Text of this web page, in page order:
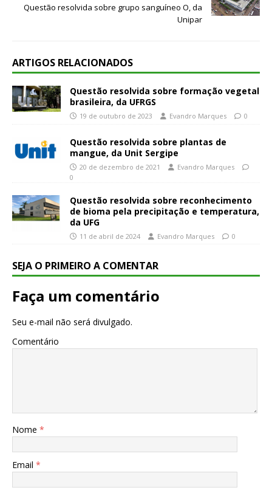
Questão resolvida sobre grupo sanguíneo O, da
Unipar
ARTIGOS RELACIONADOS
Questão resolvida sobre formação vegetal
brasileira, da UFRGS
19 de outubro de 2023 Evandro Marques 0
Questão resolvida sobre plantas de
mangue, da Unit Sergipe
20 de dezembro de 2021
Evandro Marques
0
Questão resolvida sobre reconhecimento
de bioma pela precipitação e temperatura,
da UFG
11 de abril de 2024 Evandro Marques 0
SEJA O PRIMEIRO A COMENTAR
Faça um comentário
Seu e-mail não será divulgado.
Comentário
Nome *
Email *